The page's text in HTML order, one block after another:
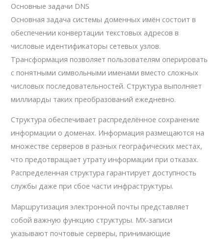
Основные задачи DNS
Основная задача системы доменных имён состоит в
обеспечении конвертации текстовых адресов в
числовые идентификаторы сетевых узлов.
Трансформация позволяет пользователям оперировать
с понятными символьными именами вместо сложных
числовых последовательностей. Структура выполняет
миллиарды таких преобразований ежедневно.
Структура обеспечивает распределённое сохранение
информации о доменах. Информация размещаются на
множестве серверов в разных географических местах,
что предотвращает утрату информации при отказах.
Распределенная структура гарантирует доступность
службы даже при сбое части инфраструктуры.
Маршрутизация электронной почты представляет
собой важную функцию структуры. MX-записи
указывают почтовые серверы, принимающие